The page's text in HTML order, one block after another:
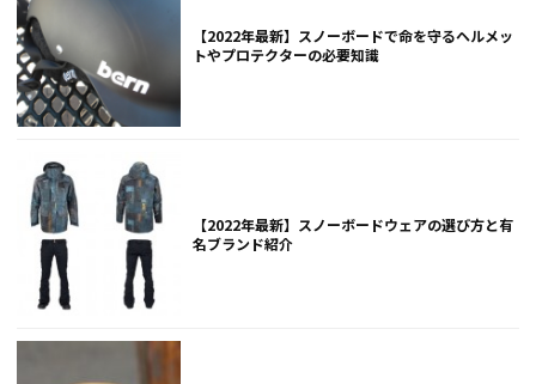
【2022年最新】スノーボードで命を守るヘルメッ
トやプロテクターの必要知識
【2022年最新】スノーボードウェアの選び方と有
名ブランド紹介